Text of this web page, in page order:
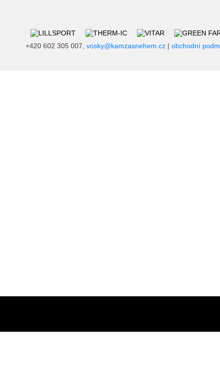
+420 602 305 007, vosky@kamzasnehem.cz | obchodní